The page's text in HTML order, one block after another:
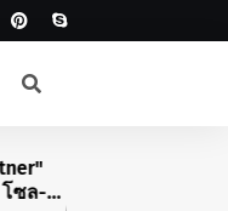
โซล-